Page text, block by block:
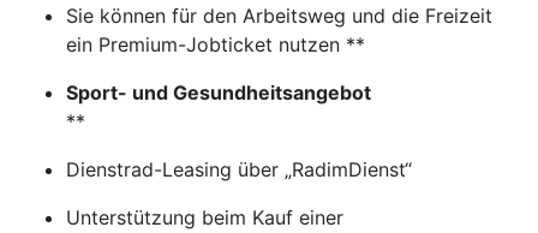
Sie können für den Arbeitsweg und die Freizeit
ein Premium-Jobticket nutzen **
Sport- und Gesundheitsangebot
**
Dienstrad-Leasing über „RadimDienst“
Unterstützung beim Kauf einer